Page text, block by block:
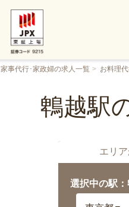
家事代行･家政婦の求人一覧 お料理
鵯越駅
エリ
選択中の駅：